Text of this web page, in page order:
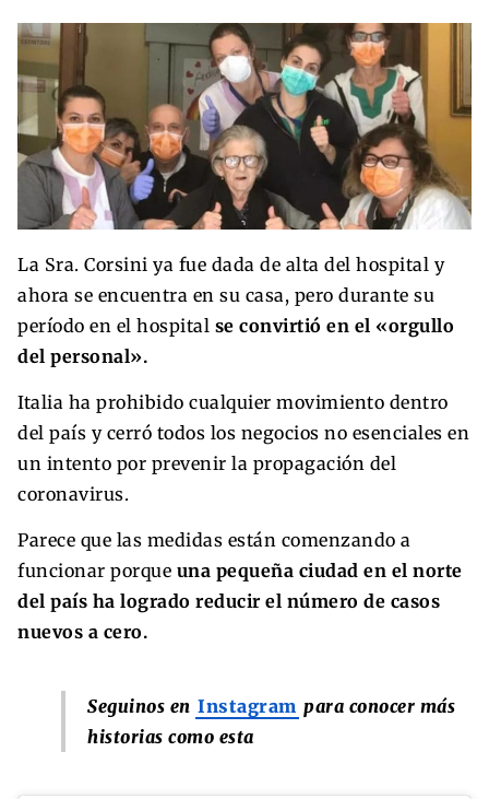
La Sra. Corsini ya fue dada de alta del hospital y
ahora se encuentra en su casa, pero durante su
período en el hospital se convirtió en el «orgullo
del personal».
Italia ha prohibido cualquier movimiento dentro
del país y cerró todos los negocios no esenciales en
un intento por prevenir la propagación del
coronavirus.
Parece que las medidas están comenzando a
funcionar porque una pequeña ciudad en el norte
del país ha logrado reducir el número de casos
nuevos a cero.
Seguinos en Instagram para conocer más
historias como esta